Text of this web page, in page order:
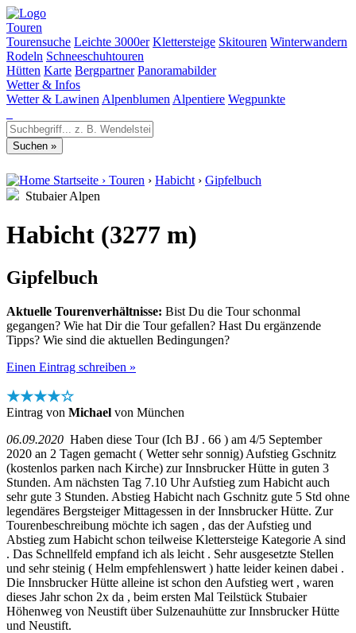
Touren
Tourensuche Leichte 3000er Klettersteige Skitouren Winterwandern
Rodeln Schneeschuhtouren
Hütten Karte Bergpartner Panoramabilder
Wetter & Infos
Wetter & Lawinen Alpenblumen Alpentiere Wegpunkte
Startseite › Touren › Habicht › Gipfelbuch
Stubaier Alpen
Habicht (3277 m)
Gipfelbuch
Aktuelle Tourenverhältnisse: Bist Du die Tour schonmal
gegangen? Wie hat Dir die Tour gefallen? Hast Du ergänzende
Tipps? Wie sind die aktuellen Bedingungen?
Einen Eintrag schreiben »
★★★★☆
Eintrag von Michael von München
06.09.2020 Haben diese Tour (Ich BJ . 66 ) am 4/5 September
2020 an 2 Tagen gemacht ( Wetter sehr sonnig) Aufstieg Gschnitz
(kostenlos parken nach Kirche) zur Innsbrucker Hütte in guten 3
Stunden. Am nächsten Tag 7.10 Uhr Aufstieg zum Habicht auch
sehr gute 3 Stunden. Abstieg Habicht nach Gschnitz gute 5 Std ohne
legendäres Bergsteiger Mittagessen in der Innsbrucker Hütte. Zur
Tourenbeschreibung möchte ich sagen , das der Aufstieg und
Abstieg zum Habicht schon teilweise Klettersteige Kategorie A sind
. Das Schnellfeld empfand ich als leicht . Sehr ausgesetzte Stellen
und sehr steinig ( Helm empfehlenswert ) hatte leider keinen dabei .
Die Innsbrucker Hütte alleine ist schon den Aufstieg wert , waren
dieses Jahr schon 2x da , beim ersten Mal Teilstück Stubaier
Höhenweg von Neustift über Sulzenauhütte zur Innsbrucker Hütte
und Neustift.